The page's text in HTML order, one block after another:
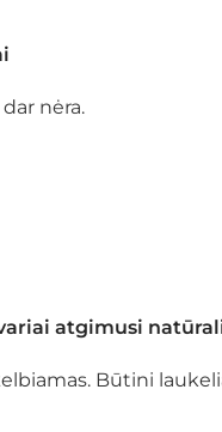
nėra.
atgimusi
Būtini